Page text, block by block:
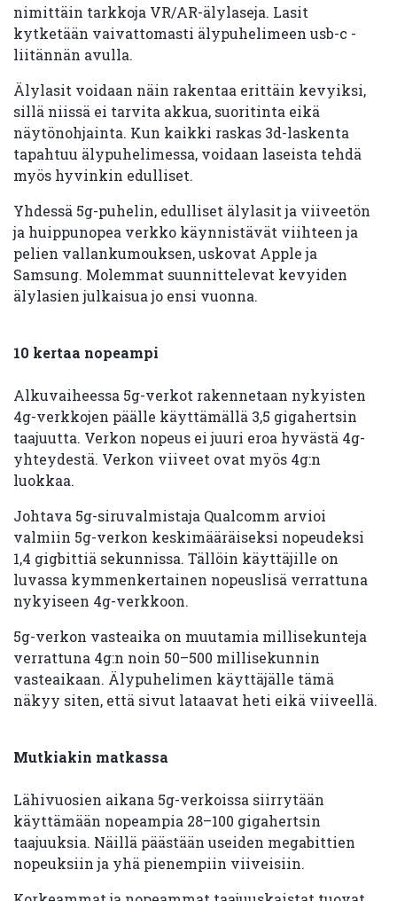
nimittäin tarkkoja VR/AR-älylaseja. Lasit
kytketään vaivattomasti älypuhelimeen usb-c -
liitännän avulla.
Älylasit voidaan näin rakentaa erittäin kevyiksi,
sillä niissä ei tarvita akkua, suoritinta eikä
näytönohjainta. Kun kaikki raskas 3d-laskenta
tapahtuu älypuhelimessa, voidaan laseista tehdä
myös hyvinkin edulliset.
Yhdessä 5g-puhelin, edulliset älylasit ja viiveetön
ja huippunopea verkko käynnistävät viihteen ja
pelien vallankumouksen, uskovat Apple ja
Samsung. Molemmat suunnittelevat kevyiden
älylasien julkaisua jo ensi vuonna.
10 kertaa nopeampi
Alkuvaiheessa 5g-verkot rakennetaan nykyisten
4g-verkkojen päälle käyttämällä 3,5 gigahertsin
taajuutta. Verkon nopeus ei juuri eroa hyvästä 4g-
yhteydestä. Verkon viiveet ovat myös 4g:n
luokkaa.
Johtava 5g-siruvalmistaja Qualcomm arvioi
valmiin 5g-verkon keskimääräiseksi nopeudeksi
1,4 gigbittiä sekunnissa. Tällöin käyttäjille on
luvassa kymmenkertainen nopeuslisä verrattuna
nykyiseen 4g-verkkoon.
5g-verkon vasteaika on muutamia millisekunteja
verrattuna 4g:n noin 50–500 millisekunnin
vasteaikaan. Älypuhelimen käyttäjälle tämä
näkyy siten, että sivut lataavat heti eikä viiveellä.
Mutkiakin matkassa
Lähivuosien aikana 5g-verkoissa siirrytään
käyttämään nopeampia 28–100 gigahertsin
taajuuksia. Näillä päästään useiden megabittien
nopeuksiin ja yhä pienempiin viiveisiin.